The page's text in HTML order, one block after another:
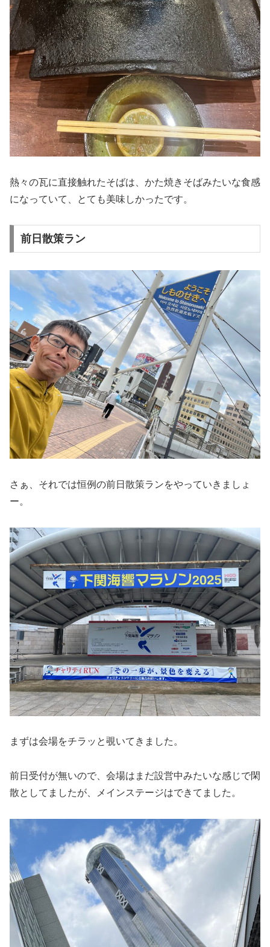
熱々の瓦に直接触れたそばは、かた焼きそばみたいな食感
になっていて、とても美味しかったです。
前日散策ラン
さぁ、それでは恒例の前日散策ランをやっていきましょ
ー。
まずは会場をチラッと覗いてきました。
前日受付が無いので、会場はまだ設営中みたいな感じで閑
散としてましたが、メインステージはできてました。